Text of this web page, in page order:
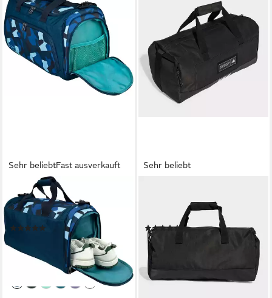
Sehr beliebtFast ausverkauft
NEOXX
Sporttasche Move, teilweise
aus recyceltem Material
UVP44,95 €
-38%
lieferbar - in 1-2 Werktagen bei dir
+17
Sehr beliebt
Sporttasche 4ATHLTS
DUFFELBAG S
(22)
30,99 €
-23%